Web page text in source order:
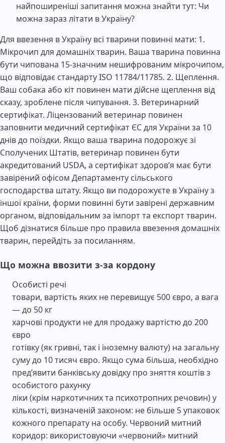
найпоширеніші запитання можна знайти тут: Чи
можна зараз літати в Україну?
Для ввезення в Україну всі тварини повинні мати: 1.
Мікрочип для домашніх тварин. Ваша тварина повинна
бути чипована 15-значним нешифрованим мікрочипом,
що відповідає стандарту ISO 11784/11785. 2. Щеплення.
Ваш собака або кіт повинен мати дійсне щеплення від
сказу, зроблене після чипування. 3. Ветеринарний
сертифікат. Ліцензований ветеринар повинен
заповнити медичний сертифікат ЄС для України за 10
днів до поїздки. Якщо ваша тварина подорожує зі
Сполучених Штатів, ветеринар повинен бути
акредитований USDA, а сертифікат здоров’я має бути
завірений офісом Департаменту сільського
господарства штату. Якщо ви подорожуєте в Україну з
іншої країни, форми повинні бути завірені державним
органом, відповідальним за імпорт та експорт тварин.
Щоб дізнатися більше про правила ввезення домашніх
тварин, перейдіть за посиланням.
Що можна ввозити з-за кордону
Особисті речі
товари, вартість яких не перевищує 500 євро, а вага
— до 50 кг
харчові продукти не для продажу вартістю до 200
євро
готівку (як гривні, так і іноземну валюту) на загальну
суму до 10 тисяч євро. Якщо сума більша, необхідно
пред’явити банківську довідку про зняття коштів з
особистого рахунку
ліки (крім наркотичних та психотропних речовин) у
кількості, визначеній законом: не більше 5 упаковок
кожного препарату на особу. Червоний митний
коридор: використовуючи «червоний» митний